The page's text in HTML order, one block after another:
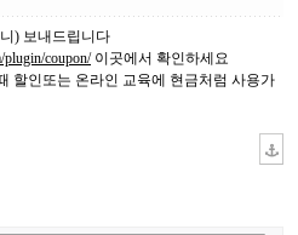
) 보내드립니다
plugin/coupon/이곳에서 확인하세요
할인또는 온라인 교육에 현금처럼 사용가